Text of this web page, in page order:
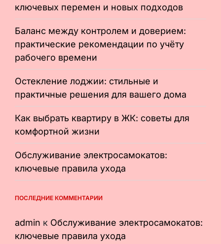
ключевых перемен и новых подходов
Баланс между контролем и доверием:
практические рекомендации по учёту
рабочего времени
Остекление лоджии: стильные и
практичные решения для вашего дома
Как выбрать квартиру в ЖК: советы для
комфортной жизни
Обслуживание электросамокатов:
ключевые правила ухода
ПОСЛЕДНИЕ КОММЕНТАРИИ
admin к Обслуживание электросамокатов:
ключевые правила ухода